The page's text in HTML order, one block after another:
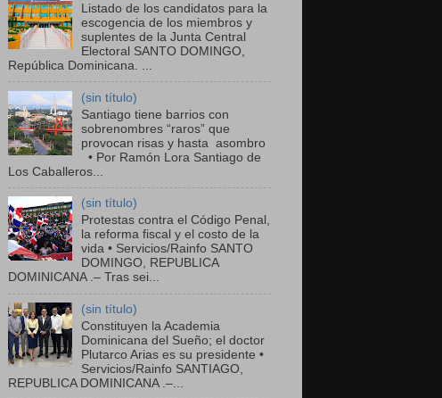
Listado de los candidatos para la
escogencia de los miembros y
suplentes de la Junta Central
Electoral SANTO DOMINGO,
República Dominicana. ...
(sin título)
Santiago tiene barrios con
sobrenombres “raros” que
provocan risas y hasta asombro
• Por Ramón Lora Santiago de
Los Caballeros...
(sin título)
Protestas contra el Código Penal,
la reforma fiscal y el costo de la
vida • Servicios/Rainfo SANTO
DOMINGO, REPUBLICA
DOMINICANA .– Tras sei...
(sin título)
Constituyen la Academia
Dominicana del Sueño; el doctor
Plutarco Arias es su presidente •
Servicios/Rainfo SANTIAGO,
REPUBLICA DOMINICANA .–...